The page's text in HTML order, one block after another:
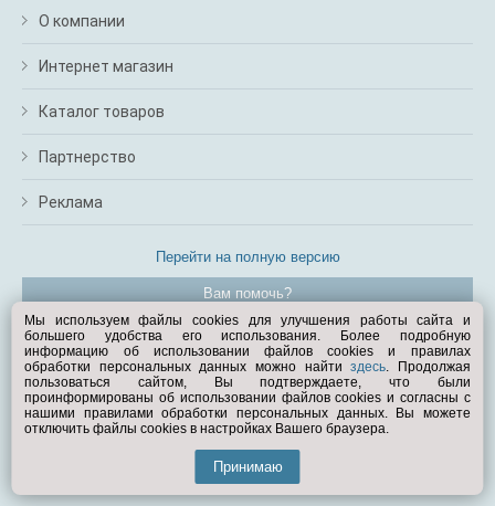
О компании
Интернет магазин
Каталог товаров
Партнерство
Реклама
Перейти на полную версию
Вам помочь?
© Exist.ru 1998—2026
Мы используем файлы cookies для улучшения работы сайта и
большего удобства его использования. Более подробную
информацию об использовании файлов cookies и правилах
обработки персональных данных можно найтиздесь. Продолжая
пользоваться сайтом, Вы подтверждаете, что были
проинформированы об использовании файлов cookies и согласны с
нашими правилами обработки персональных данных. Вы можете
отключить файлы cookies в настройках Вашего браузера.
Принимаю